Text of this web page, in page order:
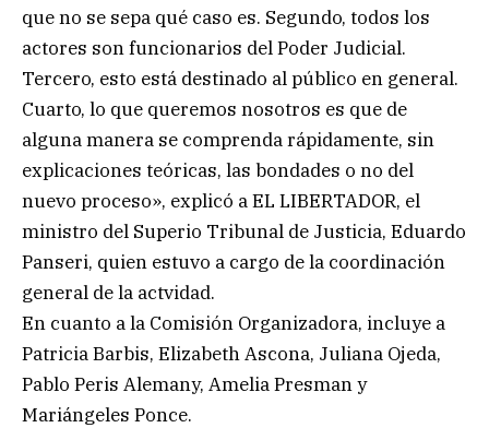
que no se sepa qué caso es. Segundo, todos los
actores son funcionarios del Poder Judicial.
Tercero, esto está destinado al público en general.
Cuarto, lo que queremos nosotros es que de
alguna manera se comprenda rápidamente, sin
explicaciones teóricas, las bondades o no del
nuevo proceso», explicó a EL LIBERTADOR, el
ministro del Superio Tribunal de Justicia, Eduardo
Panseri, quien estuvo a cargo de la coordinación
general de la actvidad.
En cuanto a la Comisión Organizadora, incluye a
Patricia Barbis, Elizabeth Ascona, Juliana Ojeda,
Pablo Peris Alemany, Amelia Presman y
Mariángeles Ponce.